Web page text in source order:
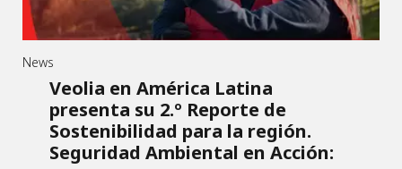
News
Veolia en América Latina
presenta su 2.º Reporte de
Sostenibilidad para la región.
Seguridad Ambiental en Acción: